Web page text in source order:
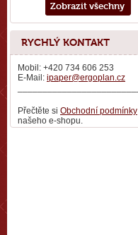
Zobrazit všechny
RYCHLÝ KONTAKT
Mobil: +420 734 606 253
E-Mail: ipaper@ergoplan.cz
Přečtěte si Obchodní podmínky
našeho e-shopu.